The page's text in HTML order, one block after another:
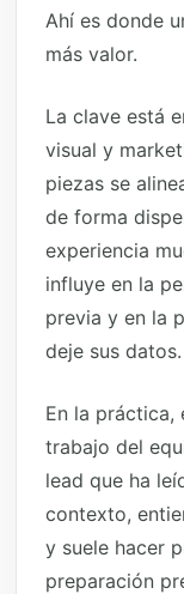
Ahí es donde
más valor.
La clave está
visual y
piezas se
de forma
experiencia
influye en la
previa y en la
deje sus datos.
En la práctica,
trabajo del
lead que ha
contexto,
y suele hacer
preparación